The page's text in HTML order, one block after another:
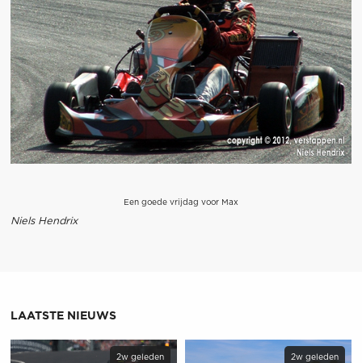
Een goede vrijdag voor Max
Niels Hendrix
LAATSTE NIEUWS
2w geleden 2w geleden